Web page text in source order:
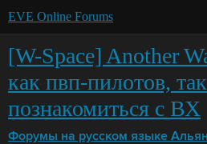
EVE Online Forums
[W-Space] Another
как пвп-пилотов,
познакомиться с ВХ
Форумы на русском языке